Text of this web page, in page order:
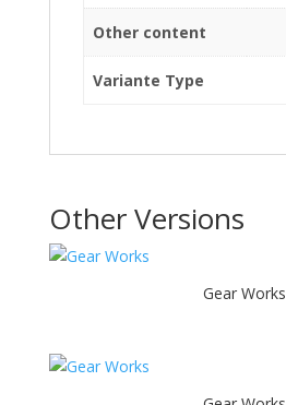
Other content
Variante Type
Other Versions
Gear Works